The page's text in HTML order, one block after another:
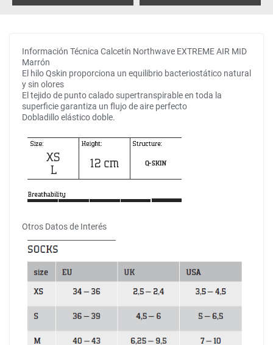
Información Técnica Calcetín Northwave EXTREME AIR MID
Marrón
El hilo Qskin proporciona un equilibrio bacteriostático natural
y sin olores
El tejido de punto calado supertranspirable en toda la
superficie garantiza un flujo de aire perfecto
Dobladillo elástico doble.
Otros Datos de Interés